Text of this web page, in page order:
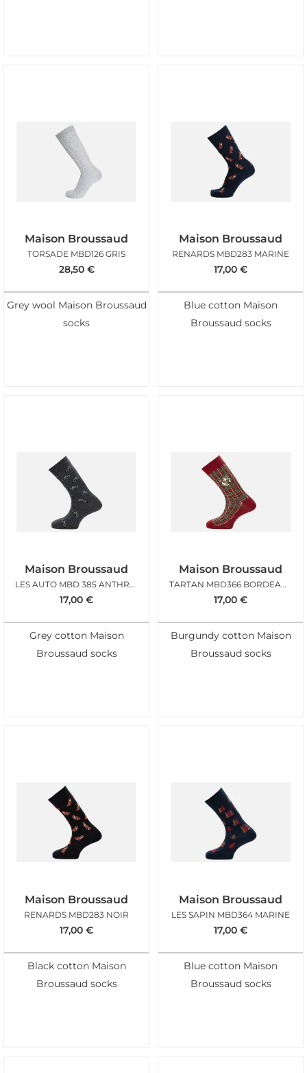
Maison Broussaud
TORSADE MBD126 GRIS
28,50 €
Grey wool Maison Broussaud
socks
Maison Broussaud
RENARDS MBD283 MARINE
17,00 €
Blue cotton Maison
Broussaud socks
Maison Broussaud
LES AUTO MBD 385 ANTHRACITE
17,00 €
Grey cotton Maison
Broussaud socks
Maison Broussaud
TARTAN MBD366 BORDEAUX
17,00 €
Burgundy cotton Maison
Broussaud socks
Maison Broussaud
RENARDS MBD283 NOIR
17,00 €
Black cotton Maison
Broussaud socks
Maison Broussaud
LES SAPIN MBD364 MARINE
17,00 €
Blue cotton Maison
Broussaud socks